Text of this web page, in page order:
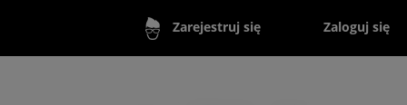
Zarejestruj się Zaloguj się